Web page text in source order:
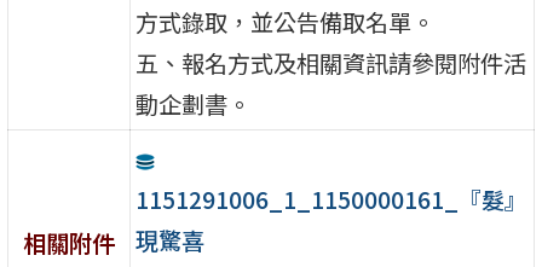
方式錄取，並公告備取名單。
五、報名方式及相關資訊請參閱附件活
動企劃書。
相關附件
1151291006_1_1150000161_『髮』
現驚喜